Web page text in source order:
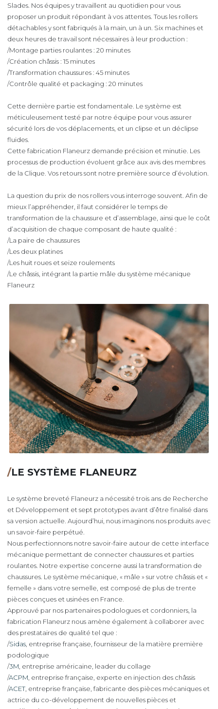
Slades. Nos équipes y travaillent au quotidien pour vous
proposer un produit répondant à vos attentes. Tous les rollers
détachables y sont fabriqués à la main, un à un. Six machines et
deux heures de travail sont nécessaires à leur production :
/Montage parties roulantes : 20 minutes
/Création châssis : 15 minutes
/Transformation chaussures : 45 minutes
/Contrôle qualité et packaging : 20 minutes
Cette dernière partie est fondamentale. Le système est
méticuleusement testé par notre équipe pour vous assurer
sécurité lors de vos déplacements, et un clipse et un déclipse
fluides.
Cette fabrication Flaneurz demande précision et minutie. Les
processus de production évoluent grâce aux avis des membres
de la Clique. Vos retours sont notre première source d’évolution.
La question du prix de nos rollers vous interroge souvent. Afin de
mieux l’appréhender, il faut considérer le temps de
transformation de la chaussure et d’assemblage, ainsi que le coût
d’acquisition de chaque composant de haute qualité :
/La paire de chaussures
/Les deux platines
/Les huit roues et seize roulements
/Le châssis, intégrant la partie mâle du système mécanique
Flaneurz
/LE SYSTÈME FLANEURZ
Le système breveté Flaneurz a nécessité trois ans de Recherche
et Développement et sept prototypes avant d’être finalisé dans
sa version actuelle. Aujourd’hui, nous imaginons nos produits avec
un savoir-faire perpétué.
Nous perfectionnons notre savoir-faire autour de cette interface
mécanique permettant de connecter chaussures et parties
roulantes. Notre expertise concerne aussi la transformation de
chaussures. Le système mécanique, « mâle » sur votre châssis et «
femelle » dans votre semelle, est composé de plus de trente
pièces conçues et usinées en France.
Approuvé par nos partenaires podologues et cordonniers, la
fabrication Flaneurz nous amène également à collaborer avec
des prestataires de qualité tel que :
/Sidas, entreprise française, fournisseur de la matière première
podologique
/3M, entreprise américaine, leader du collage
/ACPM, entreprise française, experte en injection des châssis
/ACET, entreprise française, fabricante des pièces mécaniques et
actrice du co-développement de nouvelles pièces et